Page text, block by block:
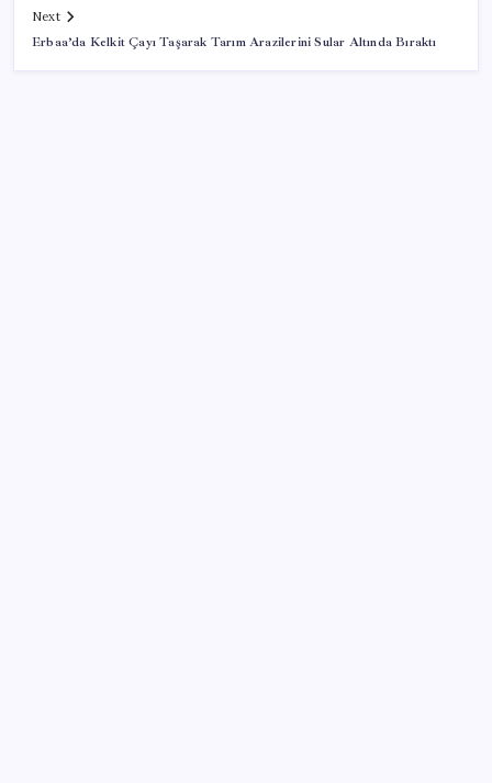
Next
Erbaa’da Kelkit Çayı Taşarak Tarım Arazilerini Sular Altında Bıraktı